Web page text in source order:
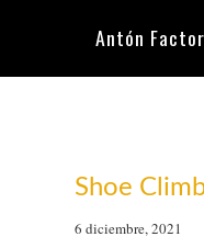
Antón
Shoe
6 diciembre, 2021